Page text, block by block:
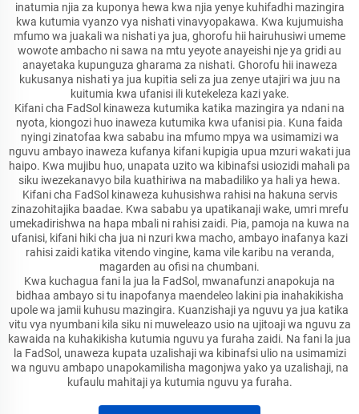
inatumia njia za kuponya hewa kwa njia yenye kuhifadhi mazingira
kwa kutumia vyanzo vya nishati vinavyopakawa. Kwa kujumuisha
mfumo wa juakali wa nishati ya jua, ghorofu hii hairuhusiwi umeme
wowote ambacho ni sawa na mtu yeyote anayeishi nje ya gridi au
anayetaka kupunguza gharama za nishati. Ghorofu hii inaweza
kukusanya nishati ya jua kupitia seli za jua zenye utajiri wa juu na
kuitumia kwa ufanisi ili kutekeleza kazi yake.
Kifani cha FadSol kinaweza kutumika katika mazingira ya ndani na
nyota, kiongozi huo inaweza kutumika kwa ufanisi pia. Kuna faida
nyingi zinatofaa kwa sababu ina mfumo mpya wa usimamizi wa
nguvu ambayo inaweza kufanya kifani kupigia upua mzuri wakati jua
haipo. Kwa mujibu huo, unapata uzito wa kibinafsi usiozidi mahali pa
siku iwezekanavyo bila kuathiriwa na mabadiliko ya hali ya hewa.
Kifani cha FadSol kinaweza kuhusishwa rahisi na hakuna servis
zinazohitajika baadae. Kwa sababu ya upatikanaji wake, umri mrefu
umekadirishwa na hapa mbali ni rahisi zaidi. Pia, pamoja na kuwa na
ufanisi, kifani hiki cha jua ni nzuri kwa macho, ambayo inafanya kazi
rahisi zaidi katika vitendo vingine, kama vile karibu na veranda,
magarden au ofisi na chumbani.
Kwa kuchagua fani la jua la FadSol, mwanafunzi anapokuja na
bidhaa ambayo si tu inapofanya maendeleo lakini pia inahakikisha
upole wa jamii kuhusu mazingira. Kuanzishaji ya nguvu ya jua katika
vitu vya nyumbani kila siku ni muweleazo usio na ujitoaji wa nguvu za
kawaida na kuhakikisha kutumia nguvu ya furaha zaidi. Na fani la jua
la FadSol, unaweza kupata uzalishaji wa kibinafsi ulio na usimamizi
wa nguvu ambapo unapokamilisha magonjwa yako ya uzalishaji, na
kufaulu mahitaji ya kutumia nguvu ya furaha.